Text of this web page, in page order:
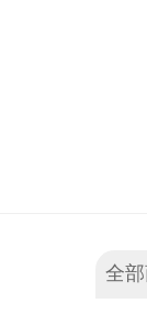
全